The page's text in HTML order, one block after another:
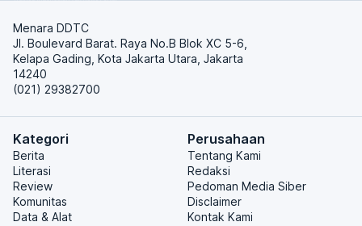
Menara DDTC
Jl. Boulevard Barat. Raya No.B Blok XC 5-6,
Kelapa Gading, Kota Jakarta Utara, Jakarta
14240
(021) 29382700
Kategori
Berita
Literasi
Review
Komunitas
Data & Alat
Perusahaan
Tentang Kami
Redaksi
Pedoman Media Siber
Disclaimer
Kontak Kami